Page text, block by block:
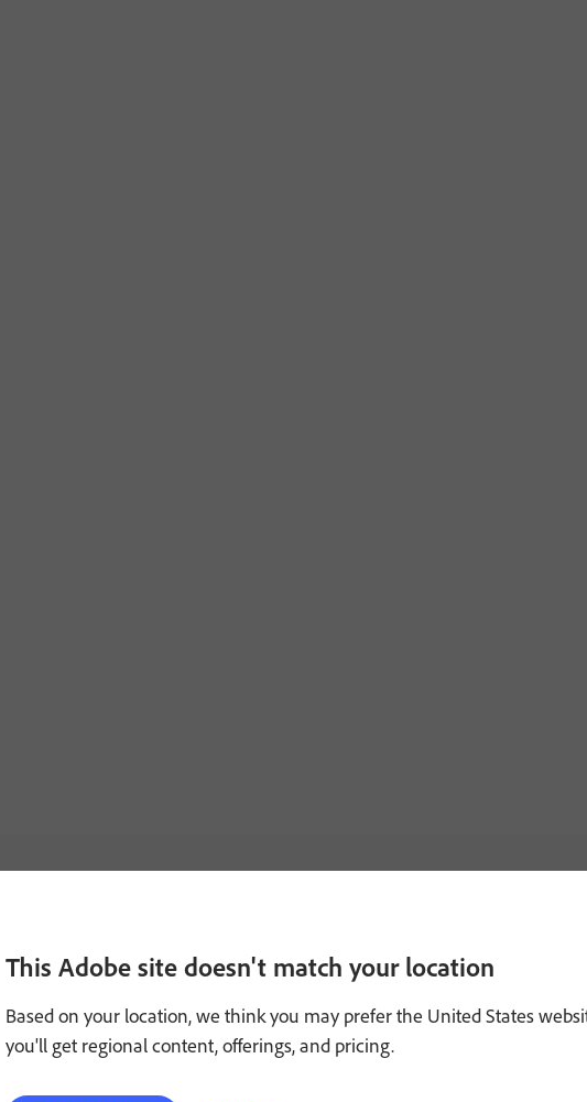
This Adobe site doesn't match your location
Based on your location, we think you may prefer the United States
you'll get regional content, offerings, and pricing.